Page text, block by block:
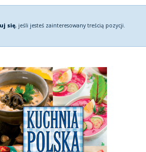
się, jeśli jesteś zainteresowany treścią pozycji.